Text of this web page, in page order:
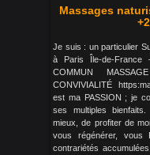
Massages
Je suis : un particulier
à Paris Île-de-
COMMUN
CONVIVIALITÉ
est ma PASSION ; je
ses multiples
mieux, de profiter de
vous régénérer, vous
contrariétés